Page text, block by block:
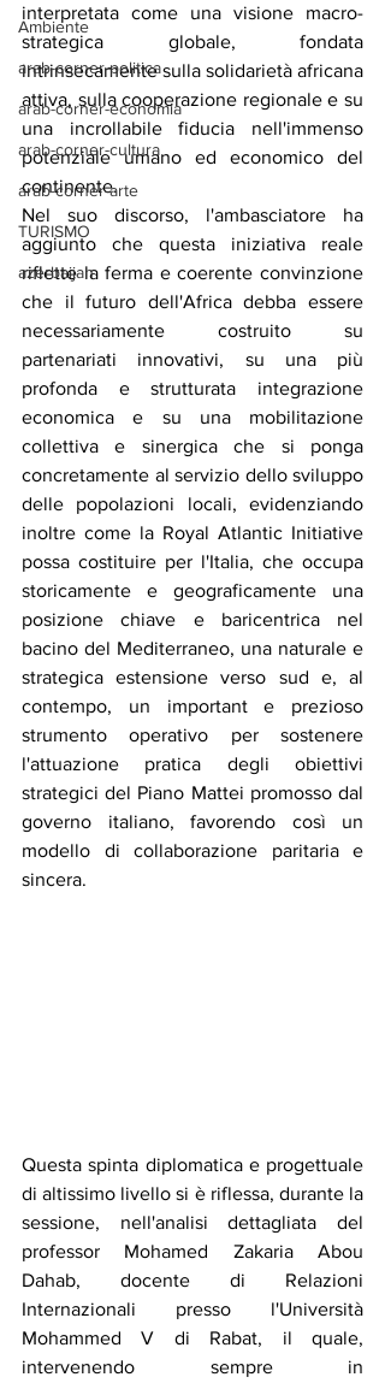
Ambiente
arab-corner-politica
arab-corner-economia
arab-corner-cultura
arab-corner-arte
TURISMO
azerbaijan
interpretata come una visione macro-
strategica globale, fondata
intrinsecamente sulla solidarietà africana
attiva, sulla cooperazione regionale e su
una incrollabile fiducia nell'immenso
potenziale umano ed economico del
continente.
Nel suo discorso, l'ambasciatore ha
aggiunto che questa iniziativa reale
riflette la ferma e coerente convinzione
che il futuro dell'Africa debba essere
necessariamente costruito su
partenariati innovativi, su una più
profonda e strutturata integrazione
economica e su una mobilitazione
collettiva e sinergica che si ponga
concretamente al servizio dello sviluppo
delle popolazioni locali, evidenziando
inoltre come la Royal Atlantic Initiative
possa costituire per l'Italia, che occupa
storicamente e geograficamente una
posizione chiave e baricentrica nel
bacino del Mediterraneo, una naturale e
strategica estensione verso sud e, al
contempo, un important e prezioso
strumento operativo per sostenere
l'attuazione pratica degli obiettivi
strategici del Piano Mattei promosso dal
governo italiano, favorendo così un
modello di collaborazione paritaria e
sincera.
Questa spinta diplomatica e progettuale
di altissimo livello si è riflessa, durante la
sessione, nell'analisi dettagliata del
professor Mohamed Zakaria Abou
Dahab, docente di Relazioni
Internazionali presso l'Università
Mohammed V di Rabat, il quale,
intervenendo sempre in